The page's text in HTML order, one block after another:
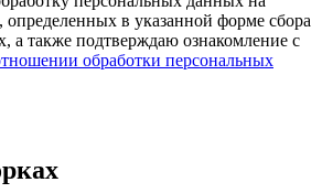
определенных в указанной форме сбора
а также подтверждаю ознакомление с
обработки персональных